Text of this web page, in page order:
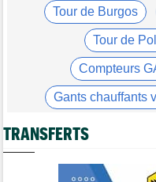
Tour de Pologne
Louis Barré remporte la
Média
Les vidéos cyclisme sont
Giulio Pellizzari la 5e et
Reusser : "On s'est trop
Tour de Burgos
Tour de
Compteurs
Gants chauffants
Casque
TRANSFERTS